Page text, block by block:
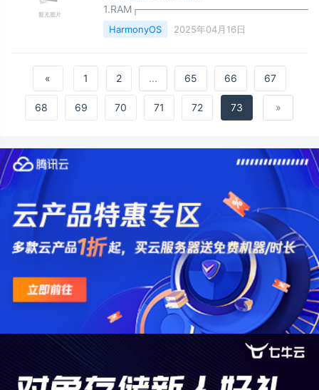
│ 栈区 (Stack) │ ← 从RAM顶端向下扩展&#xff08;
存储局部变量、函数调用信息&#xff09;
向上扩展&#xff0
HarmonyOS 2025年04月16日
« 1 2 ... 65 66 67
68 69 70 71 72 73 »